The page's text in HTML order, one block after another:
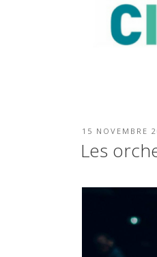
PUBLIÉ
15 NOVEMBRE
Les